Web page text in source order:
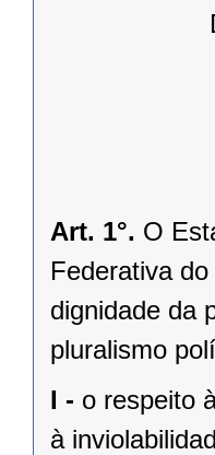
Art. 1°. O
Federativa
dignidade da
pluralismo
I - o respeito
à